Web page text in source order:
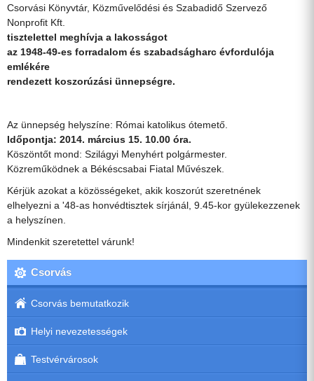
Csorvási Könyvtár, Közművelődési és Szabadidő Szervező
Nonprofit Kft.
tisztelettel meghívja a lakosságot
az 1948-49-es forradalom és szabadságharc évfordulója
emlékére
rendezett koszorúzási ünnepségre.
Az ünnepség helyszíne: Római katolikus ótemető.
Időpontja: 2014. március 15. 10.00 óra.
Köszöntőt mond: Szilágyi Menyhért polgármester.
Közreműködnek a Békéscsabai Fiatal Művészek.
Kérjük azokat a közösségeket, akik koszorút szeretnének
elhelyezni a '48-as honvédtisztek sírjánál, 9.45-kor gyülekezzenek
a helyszínen.
Mindenkit szeretettel várunk!
Csorvás
Csorvás bemutatkozik
Helyi nevezetességek
Testvérvárosok